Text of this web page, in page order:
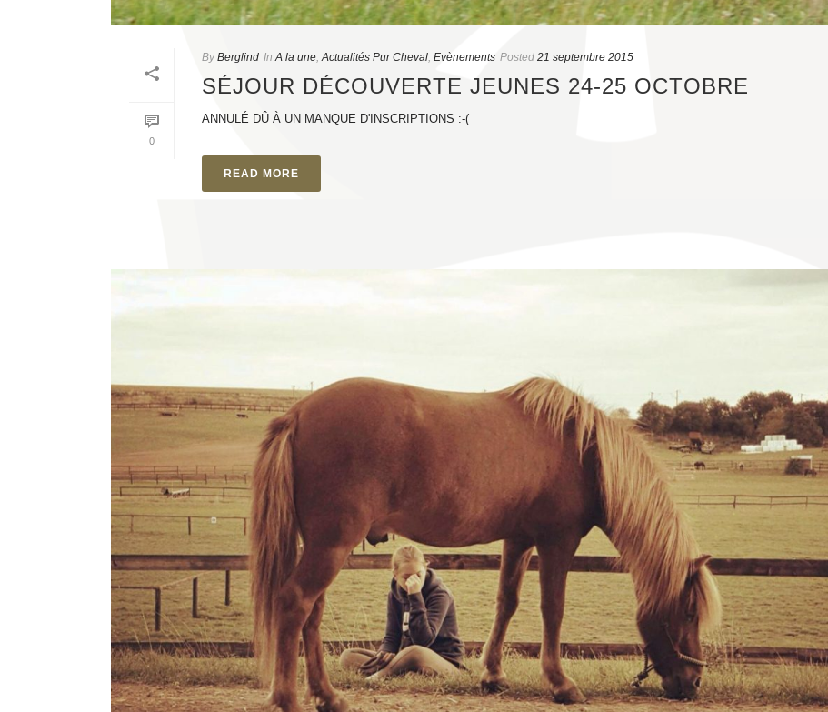
0
By Berglind In A la une Actualités Pur Cheval Evènements Posted 21 septembre 2015
SÉJOUR DÉCOUVERTE JEUNES 24-25 OCTOBRE
ANNULÉ DÛ À UN MANQUE D'INSCRIPTIONS :-(
READ MORE